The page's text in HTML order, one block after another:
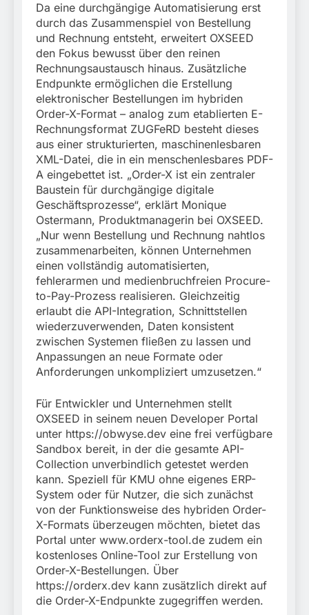
Da eine durchgängige Automatisierung erst
durch das Zusammenspiel von Bestellung
und Rechnung entsteht, erweitert OXSEED
den Fokus bewusst über den reinen
Rechnungsaustausch hinaus. Zusätzliche
Endpunkte ermöglichen die Erstellung
elektronischer Bestellungen im hybriden
Order-X-Format – analog zum etablierten E-
Rechnungsformat ZUGFeRD besteht dieses
aus einer strukturierten, maschinenlesbaren
XML-Datei, die in ein menschenlesbares PDF-
A eingebettet ist. „Order-X ist ein zentraler
Baustein für durchgängige digitale
Geschäftsprozesse“, erklärt Monique
Ostermann, Produktmanagerin bei OXSEED.
„Nur wenn Bestellung und Rechnung nahtlos
zusammenarbeiten, können Unternehmen
einen vollständig automatisierten,
fehlerarmen und medienbruchfreien Procure-
to-Pay-Prozess realisieren. Gleichzeitig
erlaubt die API-Integration, Schnittstellen
wiederzuverwenden, Daten konsistent
zwischen Systemen fließen zu lassen und
Anpassungen an neue Formate oder
Anforderungen unkompliziert umzusetzen.“
Für Entwickler und Unternehmen stellt
OXSEED in seinem neuen Developer Portal
unter https://obwyse.dev eine frei verfügbare
Sandbox bereit, in der die gesamte API-
Collection unverbindlich getestet werden
kann. Speziell für KMU ohne eigenes ERP-
System oder für Nutzer, die sich zunächst
von der Funktionsweise des hybriden Order-
X-Formats überzeugen möchten, bietet das
Portal unter www.orderx-tool.de zudem ein
kostenloses Online-Tool zur Erstellung von
Order-X-Bestellungen. Über
https://orderx.dev kann zusätzlich direkt auf
die Order-X-Endpunkte zugegriffen werden.